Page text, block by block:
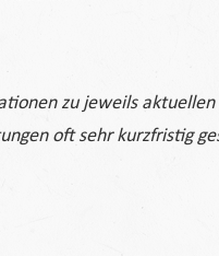
zu jeweils
oft sehr kurzfristig